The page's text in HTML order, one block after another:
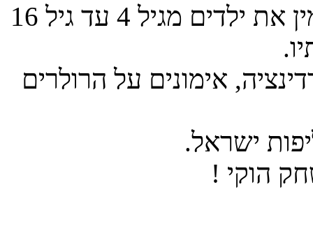
מועדון הוקי Hawks Haifa חיפה מזמין את ילדים מגיל 4 עד גיל 16
אימונים על הרולרים
ישראל.
הוקי !